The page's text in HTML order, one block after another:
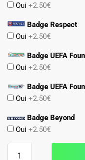
Oui +2.50€
Badge Respect
Oui +2.50€
Badge UEFA
Oui +2.50€
Badge UEFA
Oui +2.50€
Badge Beyond
Oui +2.50€